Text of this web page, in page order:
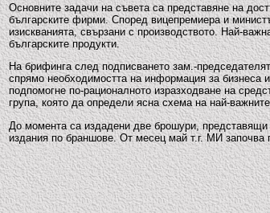
Основните задачи на съвета са представяне на
българските фирми. Според вицепремиера и
изискванията, свързани с производството. Най-
българските продукти.
На брифинга след подписването зам.-
спрямо необходимостта на информация за бизнеса
подпомогне по-рационалното изразходване на
група, която да определи ясна схема на най-
До момента са издадени две брошури, представящи
издания по браншове. От месец май т.г. МИ започва